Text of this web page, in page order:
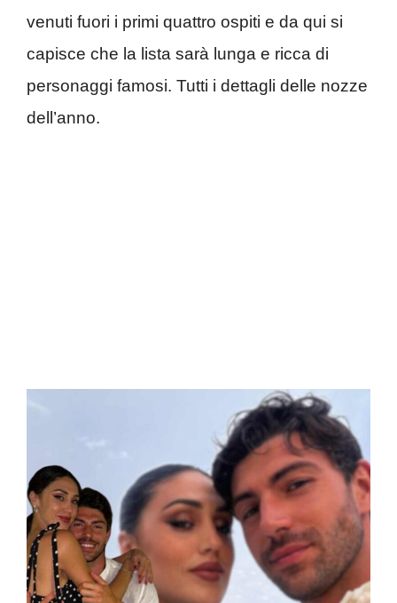
venuti fuori i primi quattro ospiti e da qui si
capisce che la lista sarà lunga e ricca di
personaggi famosi. Tutti i dettagli delle nozze
dell’anno.